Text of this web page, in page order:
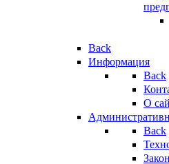
Back
Информация
Back
О
Back